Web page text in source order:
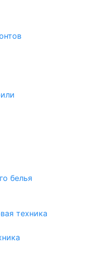
белья
техника